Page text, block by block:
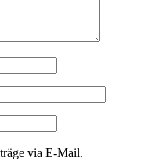
via E-Mail.